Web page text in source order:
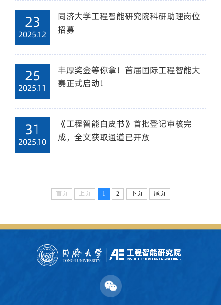
23
2025.12
同济大学工程智能研究院科研助理岗位
招募
25
2025.11
丰厚奖金等你拿！首届国际工程智能大
赛正式启动！
31
2025.10
《工程智能白皮书》首批登记审核完
成，全文获取通道已开放
首页 上页 1 2 下页 尾页